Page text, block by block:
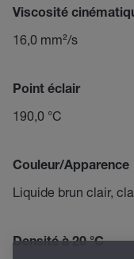
Viscosité
16,0 mm²/s
Point éclair
190,0 °C
Couleur/Apparence
Liquide brun clair,
Densité à 20 °C